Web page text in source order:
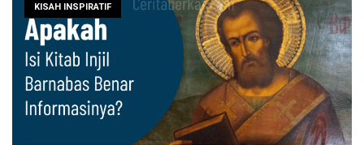
KISAH INSPIRATIF